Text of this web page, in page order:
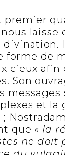
premier
laisse
divination.
forme de
cieux afin
Son
messages
et la
que « la
ne doit